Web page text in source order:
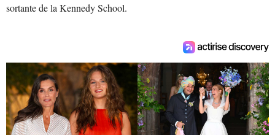
sortante de la Kennedy School.